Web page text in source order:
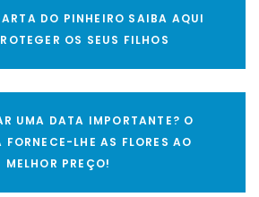
DO PINHEIRO SAIBA AQUI
OS SEUS FILHOS
UMA DATA IMPORTANTE? O
FORNECE-LHE AS FLORES AO
MELHOR PREÇO!